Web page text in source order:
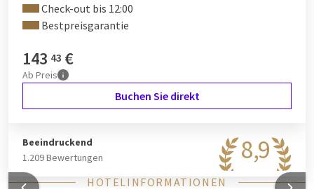
Schon neugierig? Entdecken Sie das Komfort Zimmer in
virtuellen Tour
Check-out bis 12:00
Bestpreisgarantie
143 43 €
Ab Preis
Buchen Sie direkt
8,9
Beeindruckend
1.209 Bewertungen
HOTELINFORMATIONEN